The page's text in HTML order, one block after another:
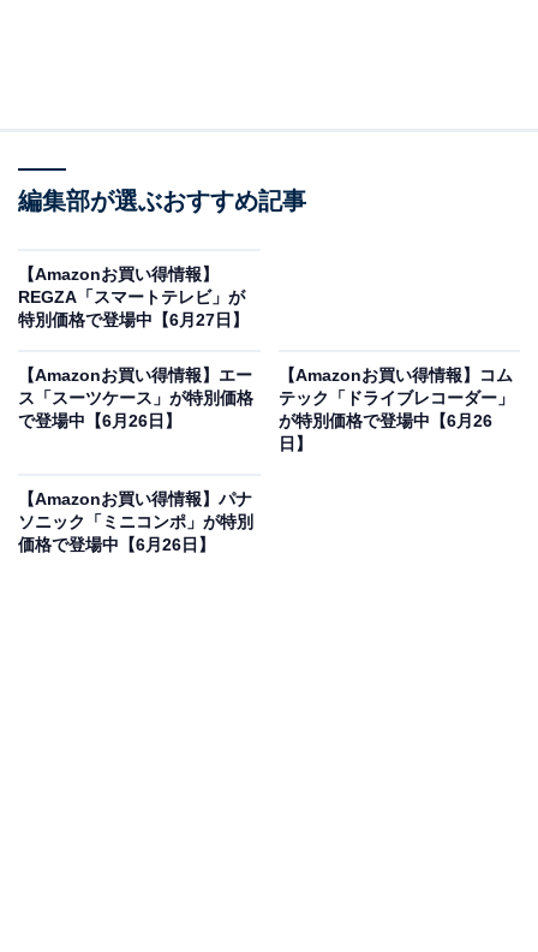
再現技術「Advanced AL32 Processing Plus」を搭載し
たCDプレーヤーです。CDフォーマットの44.1kHz/16bit
近い滑らかな音質を実現します。フロントUSB端子で
PCM192kHz/24bit・DSD 5.6MHzのハイレゾファイル再
ップモデル」と位置づけて開発した本機のAmazonでの
販売価格は税込6万3000円です。
編集部が選ぶおすすめ記事
【Amazonお買い得情報】
REGZA「スマートテレビ」が
特別価格で登場中【6月27日】
【Amazonお買い得情報】エー
ス「スーツケース」が特別価格
で登場中【6月26日】
【Amazonお買い得情報】コム
テック「ドライブレコーダー」
が特別価格で登場中【6月26
日】
【Amazonお買い得情報】パナ
ソニック「ミニコンポ」が特別
価格で登場中【6月26日】